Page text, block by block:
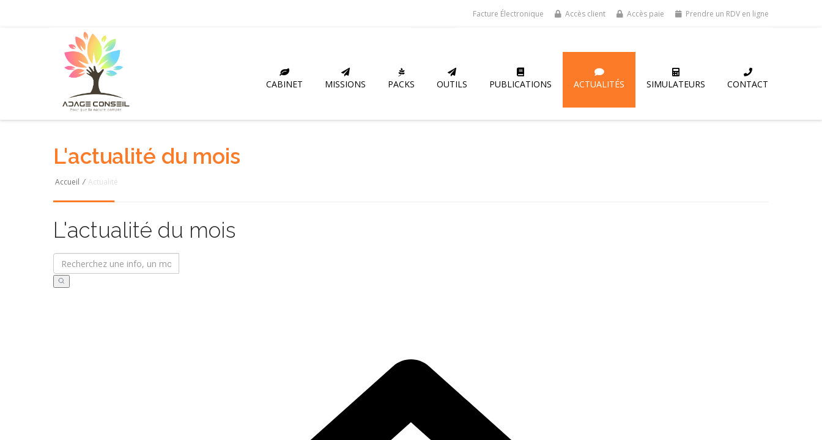
Facture Électronique Accès client Accès paie Prendre un RDV en ligne
CABINET MISSIONS PACKS OUTILS PUBLICATIONS ACTUALITÉS SIMULATEURS CONTACT
L'actualité du mois
Accueil / Actualité
L'actualité du mois